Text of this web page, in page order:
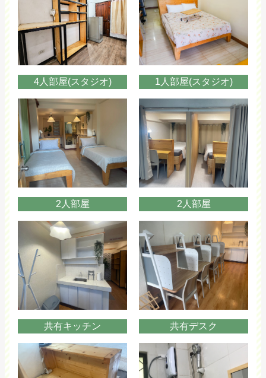
4人部屋(スタジオ) 1人部屋(スタジオ)
2人部屋 2人部屋
共有キッチン 共有デスク